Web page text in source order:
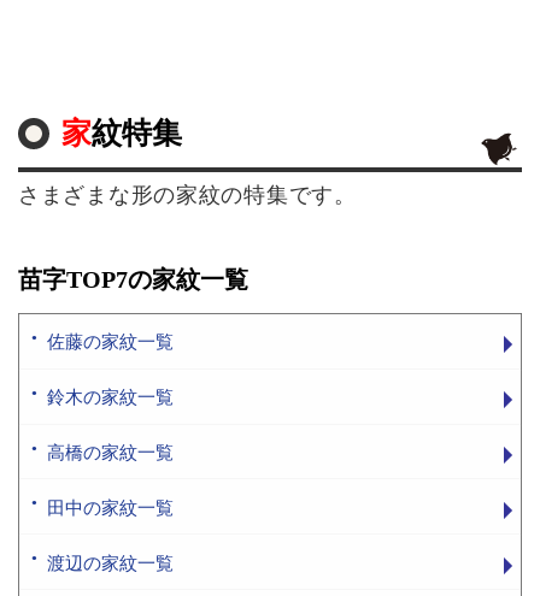
家紋特集
さまざまな形の家紋の特集です。
苗字TOP7の家紋一覧
佐藤の家紋一覧
鈴木の家紋一覧
高橋の家紋一覧
田中の家紋一覧
渡辺の家紋一覧